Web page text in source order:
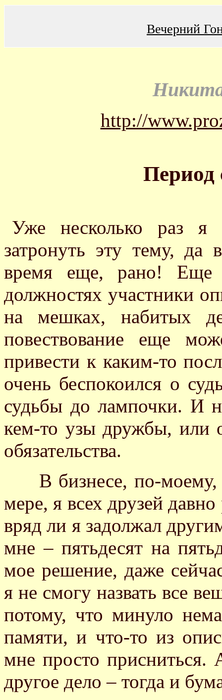
Вечерний
http://
Период
Уже несколько раз я
затронуть эту тему, да
время еще, рано! Еще
должностях участники
на мешках, набитых
повествование еще
привести к каким-то
очень беспокоился о
судьбы до лампочки. И
кем-то узы дружбы, или
обязательства.
В бизнесе, по-моему,
мере, я всех друзей давно
вряд ли я задолжал
мне – пятьдесят на
мое решение, даже
я не смогу назвать все
потому, что минуло
памяти, и что-то из
мне просто присниться.
другое дело – тогда и